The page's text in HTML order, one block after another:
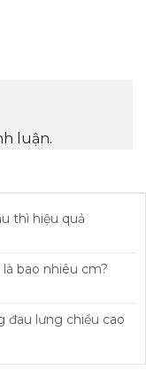
thì hiệu quả
bao nhiêu cm?
đau lưng chiều cao
luận.